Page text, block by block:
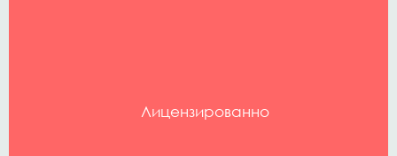
Лицензированно